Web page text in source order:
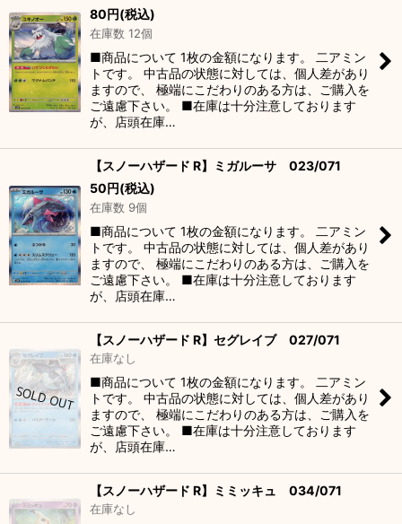
80円(税込)
在庫数 12個
■商品について 1枚の金額になります。 二アミン
トです。 中古品の状態に対しては、個人差があり
ますので、 極端にこだわりのある方は、ご購入を
ご遠慮下さい。 ■在庫は十分注意しております
が、店頭在庫…
【スノーハザード R】ミガルーサ 023/071
50円(税込)
在庫数 9個
■商品について 1枚の金額になります。 二アミン
トです。 中古品の状態に対しては、個人差があり
ますので、 極端にこだわりのある方は、ご購入を
ご遠慮下さい。 ■在庫は十分注意しております
が、店頭在庫…
【スノーハザード R】セグレイブ 027/071
在庫なし
■商品について 1枚の金額になります。 二アミン
トです。 中古品の状態に対しては、個人差があり
ますので、 極端にこだわりのある方は、ご購入を
ご遠慮下さい。 ■在庫は十分注意しております
が、店頭在庫…
【スノーハザード R】ミミッキュ 034/071
在庫なし